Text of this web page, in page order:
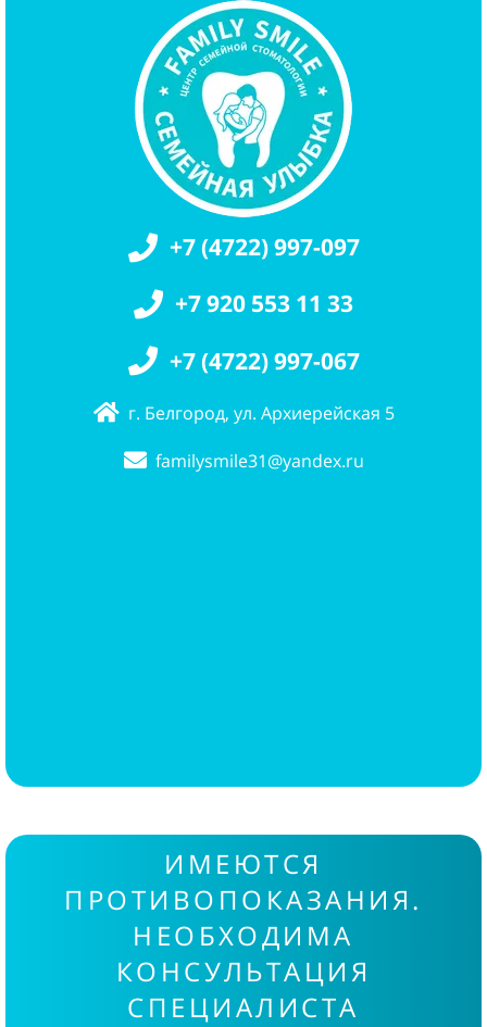
+7 (4722) 997-097
+7 920 553 11 33
+7 (4722) 997-067
г. Белгород, ул. Архиерейская 5
familysmile31@yandex.ru
ИМЕЮТСЯ
ПРОТИВОПОКАЗАНИЯ.
НЕОБХОДИМА
КОНСУЛЬТАЦИЯ
СПЕЦИАЛИСТА